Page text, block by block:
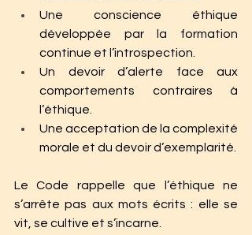
Une conscience éthique
développée par la formation
continue et l’introspection.
Un devoir d’alerte face aux
comportements contraires à
l’éthique.
Une acceptation de la complexité
morale et du devoir d’exemplarité.
Le Code rappelle que l’éthique ne
s’arrête pas aux mots écrits : elle se
vit, se cultive et s’incarne.